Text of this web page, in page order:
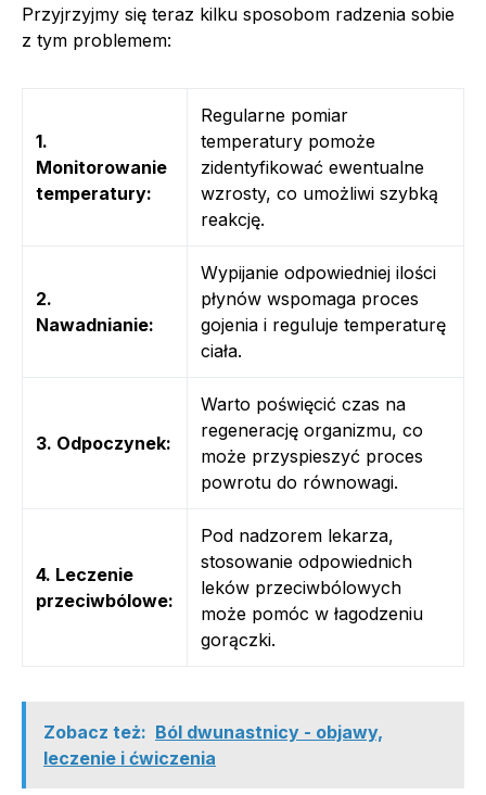
Przyjrzyjmy się teraz kilku sposobom radzenia sobie
z tym problemem:
1.
Monitorowanie
temperatury:
Regularne pomiar
temperatury pomoże
zidentyfikować ewentualne
wzrosty, co umożliwi szybką
reakcję.
2.
Nawadnianie:
Wypijanie odpowiedniej ilości
płynów wspomaga proces
gojenia i reguluje temperaturę
ciała.
3. Odpoczynek:
Warto poświęcić czas na
regenerację organizmu, co
może przyspieszyć proces
powrotu do równowagi.
4. Leczenie
przeciwbólowe:
Pod nadzorem lekarza,
stosowanie odpowiednich
leków przeciwbólowych
może pomóc w łagodzeniu
gorączki.
Zobacz też: Ból dwunastnicy - objawy,
leczenie i ćwiczenia